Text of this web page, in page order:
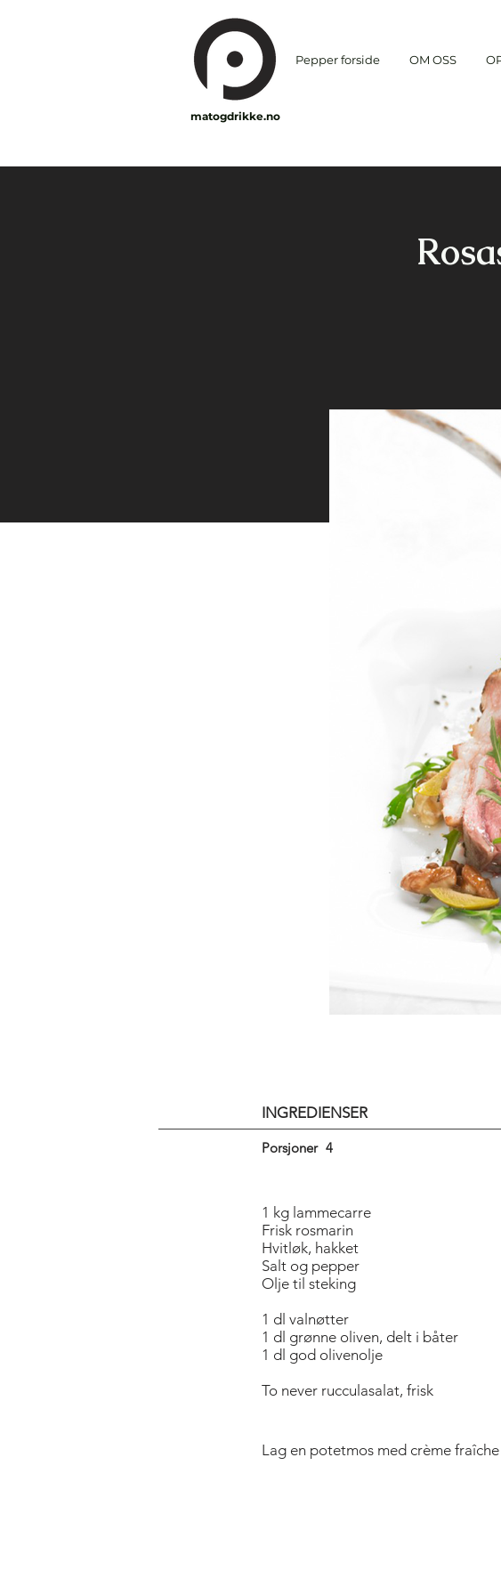
Pepper forside OM OSS
matogdrikke.no
INGREDIENSER
Porsjoner 4
1 kg lammecarre
Frisk rosmarin
Hvitløk, hakket
Salt og pepper
Olje til steking
1 dl valnøtter
1 dl grønne oliven, delt i båter
1 dl god olivenolje
To never rucculasalat, frisk
Lag en potetmos med crème